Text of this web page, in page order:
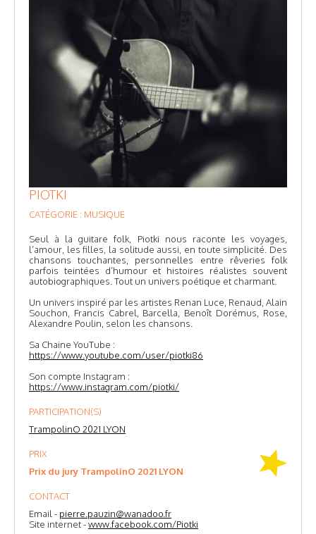
PIOTKI
CATÉGORIE : MUSIQUE
Seul à la guitare folk, Piotki nous raconte les voyages,
l’amour, les filles, la solitude aussi, en toute simplicité. Des
chansons touchantes, personnelles entre rêveries folk
parfois teintées d’humour et histoires réalistes souvent
autobiographiques. Tout un univers poétique et charmant.
Un univers inspiré par les artistes Renan Luce, Renaud, Alain
Souchon, Francis Cabrel, Barcella, Benoît Dorémus, Rose,
Alexandre Poulin, selon les chansons.
Sa Chaine YouTube :
https://www.youtube.com/user/piotki86
Son compte Instagram :
https://www.instagram.com/piotki/
PARTICIPATION(S)
TrampolinO 2021 LYON
PRIX
Prix du jury TrampolinO 2021 LYON
CONTACT
Email - pierre.pauzin@wanadoo.fr
Site internet -www.facebook.com/Piotki